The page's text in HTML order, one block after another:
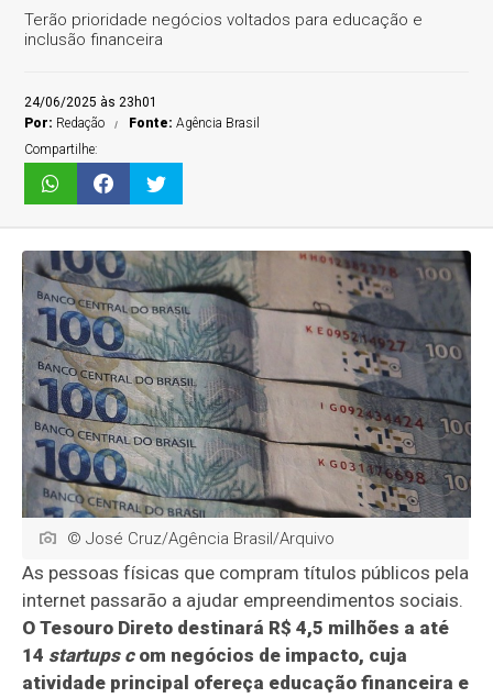
Terão prioridade negócios voltados para educação e
inclusão financeira
24/06/2025 às 23h01
Por: Redação Fonte:Agência Brasil
Compartilhe:
© José Cruz/Agência Brasil/Arquivo
As pessoas físicas que compram títulos públicos pela
internet passarão a ajudar empreendimentos sociais.
O Tesouro Direto destinará R$ 4,5 milhões a até
14 startups com negócios de impacto, cuja
atividade principal ofereça educação financeira e